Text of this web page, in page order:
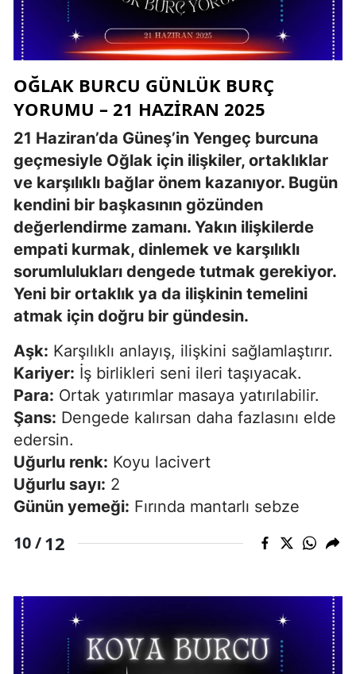
OĞLAK BURCU GÜNLÜK BURÇ
YORUMU – 21 HAZIRAN 2025
21 Haziran’da Güneş’in Yengeç burcuna
geçmesiyle Oğlak için ilişkiler, ortaklıklar
ve karşılıklı bağlar önem kazanıyor. Bugün
kendini bir başkasının gözünden
değerlendirme zamanı. Yakın ilişkilerde
empati kurmak, dinlemek ve karşılıklı
sorumlulukları dengede tutmak gerekiyor.
Yeni bir ortaklık ya da ilişkinin temelini
atmak için doğru bir gündesin.
Aşk: Karşılıklı anlayış, ilişkini sağlamlaştırır.
Kariyer: İş birlikleri seni ileri taşıyacak.
Para: Ortak yatırımlar masaya yatırılabilir.
Şans: Dengede kalırsan daha fazlasını elde
edersin.
Uğurlu renk: Koyu lacivert
Uğurlu sayı: 2
Günün yemeği: Fırında mantarlı sebze
10 /12